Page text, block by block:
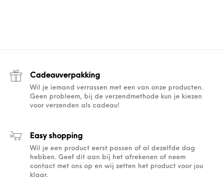
Cadeauverpakking
Wil je iemand verrassen met een van onze producten.
Geen probleem, bij de verzendmethode kun je kiezen
voor verzenden als cadeau!
Easy shopping
Wil je een product eerst passen of al dezelfde dag
hebben. Geef dit aan bij het afrekenen of neem
contact met ons op en wij zetten het product voor jou
klaar.